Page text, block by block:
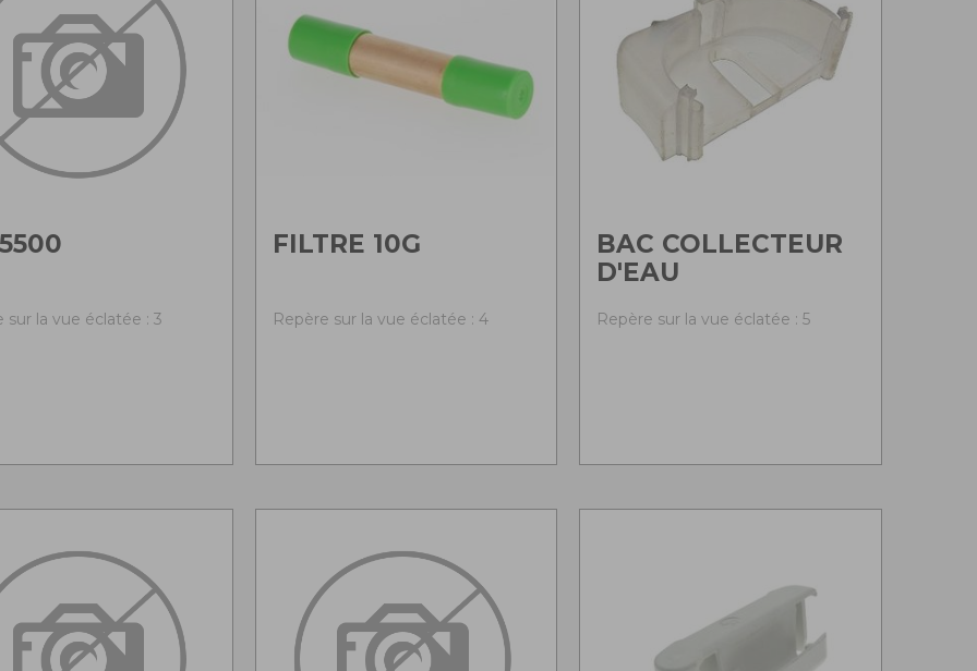
sur la vue éclatée : 3
FILTRE 10G
Repère sur la vue éclatée : 4
BAC COLLECTEUR
D'EAU
Repère sur la vue éclatée : 5